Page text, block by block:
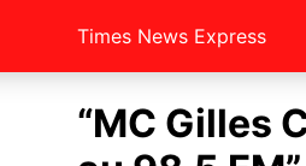
Times News Express
“MC Gilles